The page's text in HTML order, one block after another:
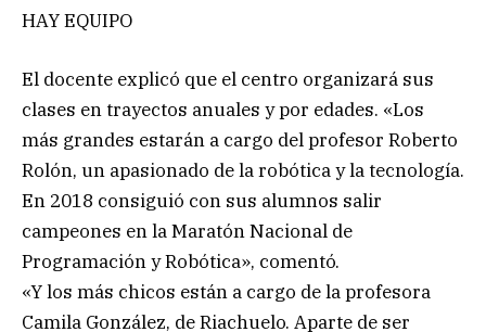
HAY EQUIPO
El docente explicó que el centro organizará sus
clases en trayectos anuales y por edades. «Los
más grandes estarán a cargo del profesor Roberto
Rolón, un apasionado de la robótica y la tecnología.
En 2018 consiguió con sus alumnos salir
campeones en la Maratón Nacional de
Programación y Robótica», comentó.
«Y los más chicos están a cargo de la profesora
Camila González, de Riachuelo. Aparte de ser